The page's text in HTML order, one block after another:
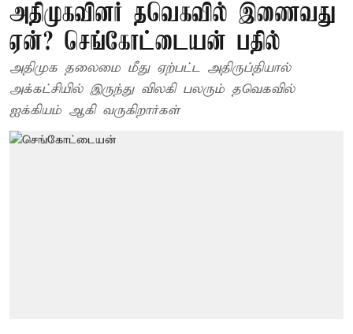
அதிமுகவினர் தவெகவில் இணைவது
ஏன்? செங்கோட்டையன் பதில்
அதிமுக தலைமை மீது ஏற்பட்ட அதிருப்தியால்
அக்கட்சியில் இருந்து விலகி பலரும் தவெகவில்
ஐக்கியம் ஆகி வருகிறார்கள்